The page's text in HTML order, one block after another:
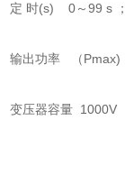
定 时(s) 0～99 s ；
输出功率 （Pmax) :
变压器容量 1000V